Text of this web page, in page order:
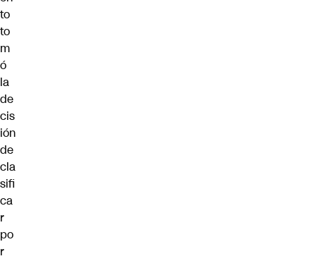
to
to
m
ó
la
de
cis
ión
de
cla
sifi
ca
r
po
r